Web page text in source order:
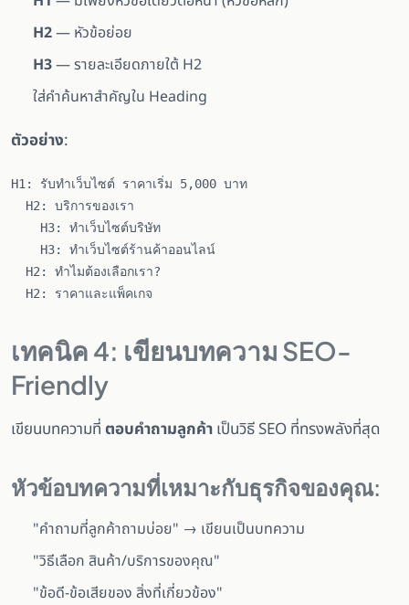
H2— หัวข้อย่อย
H3— รายละเอียดภายใต้ H2
ใส่คำค้นหาสำคัญใน Heading
ตัวอย่าง:
H1: รับทำเว็บไซต์ ราคาเริ่ม 5,000 บาท
  H2: บริการของเรา
    H3: ทำเว็บไซต์บริษัท
    H3: ทำเว็บไซต์ร้านค้าออนไลน์
  H2: ทำไมต้องเลือกเรา?
เทคนิค 4: เขียนบทความ SEO-
Friendly
เขียนบทความที่ ตอบคำถามลูกค้าเป็นวิธี SEO ที่ทรงพลังที่สุด
หัวข้อบทความที่เหมาะกับธุรกิจของคุณ:
"คำถามที่ลูกค้าถามบ่อย" → เขียนเป็นบทความ
"วิธีเลือก สินค้า/บริการของคุณ"
"ข้อดี-ข้อเสียของ สิ่งที่เกี่ยวข้อง"